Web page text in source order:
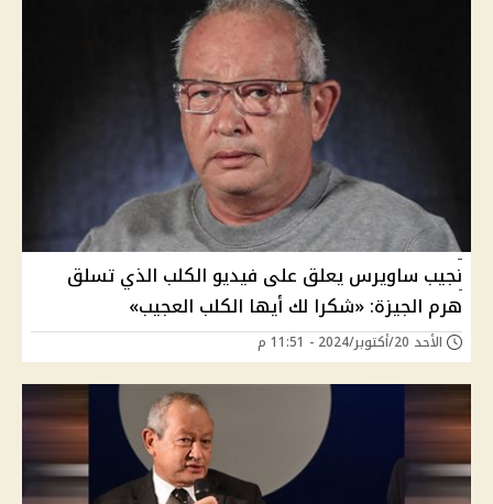
نجيب ساويرس يعلق على فيديو الكلب الذي تسلق
هرم الجيزة: «شكرا لك أيها الكلب العجيب»
الأحد 20/أكتوبر/2024 - 11:51 م